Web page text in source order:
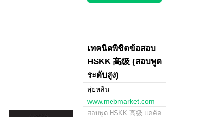
เทคนิคพิชิตข้อสอบ
HSKK 高级 (สอบพูด
ระดับสูง)
สุ่ยหลิน
www.mebmarket.com
สอบพูด HSKK 高级 แค่คิด